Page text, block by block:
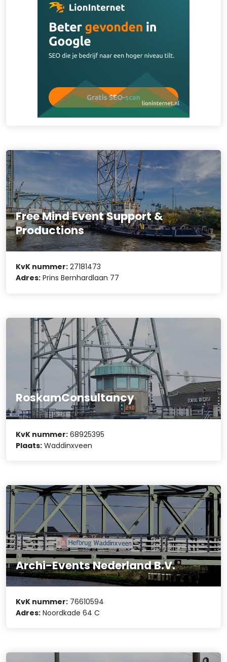
Free Mind Event Support &
Productions
KvK nummer: 27181473
Adres: Prins Bernhardlaan 77
RoskamConsultancy
KvK nummer: 68925395
Plaats: Waddinxveen
Archi-Events Nederland B.V.
KvK nummer: 76610594
Adres: Noordkade 64 C